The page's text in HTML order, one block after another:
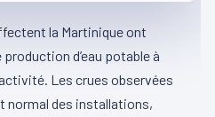
la Martinique ont
d’eau potable à
Les crues observées
normal des installations,